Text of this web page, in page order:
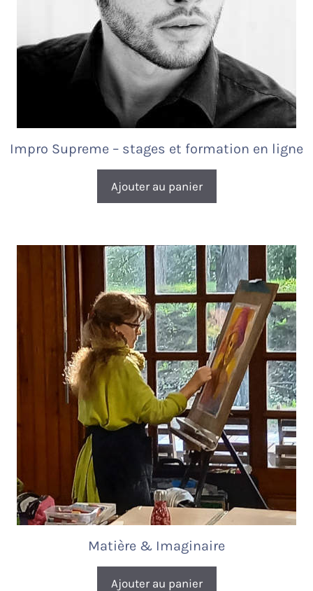
Impro Supreme – stages et formation en ligne
Ajouter au panier
Matière & Imaginaire
Ajouter au panier